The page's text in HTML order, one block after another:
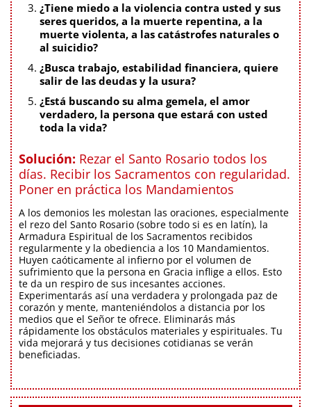
¿Tiene miedo a la violencia contra usted y sus
seres queridos, a la muerte repentina, a la
muerte violenta, a las catástrofes naturales o
al suicidio?
¿Busca trabajo, estabilidad financiera, quiere
salir de las deudas y la usura?
¿Está buscando su alma gemela, el amor
verdadero, la persona que estará con usted
toda la vida?
Solución: Rezar el Santo Rosario todos los
días. Recibir los Sacramentos con regularidad.
Poner en práctica los Mandamientos
A los demonios les molestan las oraciones, especialmente
el rezo del Santo Rosario (sobre todo si es en latín), la
Armadura Espiritual de los Sacramentos recibidos
regularmente y la obediencia a los 10 Mandamientos.
Huyen caóticamente al infierno por el volumen de
sufrimiento que la persona en Gracia inflige a ellos. Esto
te da un respiro de sus incesantes acciones.
Experimentarás así una verdadera y prolongada paz de
corazón y mente, manteniéndolos a distancia por los
medios que el Señor te ofrece. Eliminarás más
rápidamente los obstáculos materiales y espirituales. Tu
vida mejorará y tus decisiones cotidianas se verán
beneficiadas.